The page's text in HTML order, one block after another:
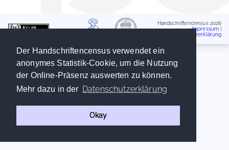
Der Handschriftencensus verwendet ein
anonymes Statistik-Cookie, um die Nutzung
der Online-Präsenz auswerten zu können.
Mehr dazu in der Datenschutzerklärung
Okay
Handschriftencensus 2026
Impressum
Datenschutzerklärung